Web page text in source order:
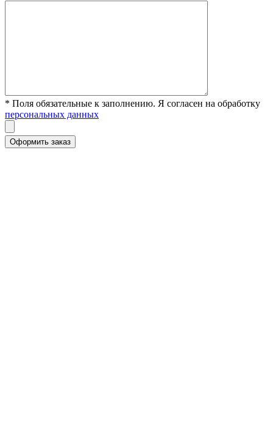
* Поля обязательные к заполнению. Я согласен на обработку
персональных данных